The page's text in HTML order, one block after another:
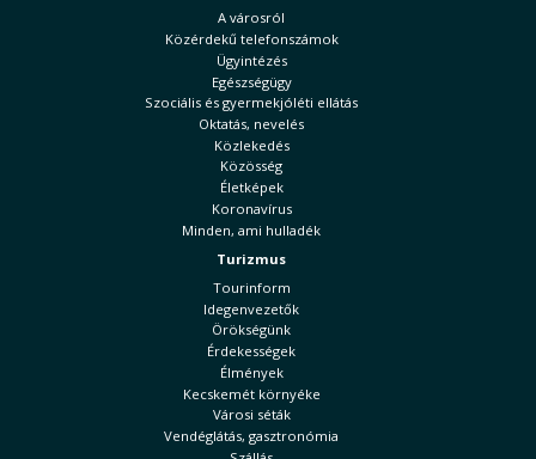
A városról
Közérdekű telefonszámok
Ügyintézés
Egészségügy
Szociális és gyermekjóléti ellátás
Oktatás, nevelés
Közlekedés
Közösség
Életképek
Koronavírus
Minden, ami hulladék
Turizmus
Tourinform
Idegenvezetők
Örökségünk
Érdekességek
Élmények
Kecskemét környéke
Városi séták
Vendéglátás, gasztronómia